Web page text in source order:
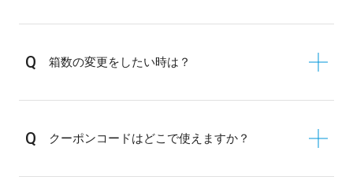
Q 箱数の変更をしたい時は？
Q クーポンコードはどこで使えますか？